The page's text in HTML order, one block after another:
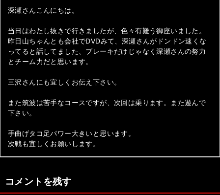
深瀬さんこんにちは。
当日はわたし抜きで行きましたが、色々有難う御座いました。
昨日山ちゃんとも会社でDVDみて、深瀬さんがドンドン速くな
ってると話してました、ブレーキだけじゃなく深瀬さんの努力
とチーム力だと思います。
三沢さんにも宜しくお伝え下さい。
また筑波は苦手なコースですが、次回は乗ります。また遊んで
下さい。
手曲げタコ足パワー大きいと思います。
次戦も宜しくお願いします。
コメントを残す